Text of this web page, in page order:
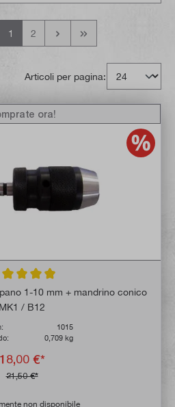
1 2
Articoli per pagina:
media di 4.9 su 5 stelle
1-10 mm + mandrino conico
MK1 / B12
1015
0,709 kg
18,00 €*
21,50 €*
ora!
non disponibile